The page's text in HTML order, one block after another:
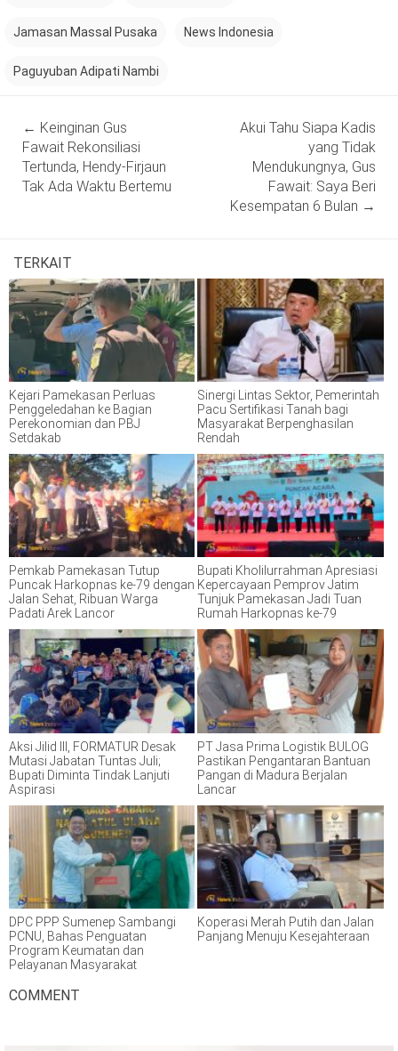
Jamasan Massal Pusaka News Indonesia
Paguyuban Adipati Nambi
navigation
← Keinginan Gus
Fawait Rekonsiliasi
Tertunda, Hendy-Firjaun
Tak Ada Waktu Bertemu
Akui Tahu Siapa Kadis
yang Tidak
Mendukungnya, Gus
Fawait: Saya Beri
Kesempatan 6 Bulan →
TERKAIT
Kejari Pamekasan Perluas
Penggeledahan ke Bagian
Perekonomian dan PBJ
Setdakab
Sinergi Lintas Sektor, Pemerintah
Pacu Sertifikasi Tanah bagi
Masyarakat Berpenghasilan
Rendah
Pemkab Pamekasan Tutup
Puncak Harkopnas ke-79 dengan
Jalan Sehat, Ribuan Warga
Padati Arek Lancor
Bupati Kholilurrahman Apresiasi
Kepercayaan Pemprov Jatim
Tunjuk Pamekasan Jadi Tuan
Rumah Harkopnas ke-79
Aksi Jilid III, FORMATUR Desak
Mutasi Jabatan Tuntas Juli;
Bupati Diminta Tindak Lanjuti
Aspirasi
PT Jasa Prima Logistik BULOG
Pastikan Pengantaran Bantuan
Pangan di Madura Berjalan
Lancar
DPC PPP Sumenep Sambangi
PCNU, Bahas Penguatan
Program Keumatan dan
Pelayanan Masyarakat
Koperasi Merah Putih dan Jalan
Panjang Menuju Kesejahteraan
COMMENT